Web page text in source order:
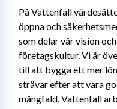
På Vattenfall
öppna och
som delar vår vision
företagskultur. Vi är
till att bygga ett mer
strävar efter att vara
mångfald. Vattenfall